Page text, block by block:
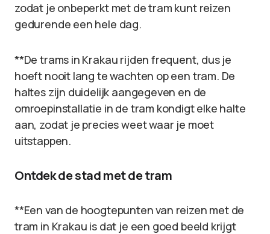
zodat je onbeperkt met de tram kunt reizen
gedurende een hele dag.
**De trams in Krakau rijden frequent, dus je
hoeft nooit lang te wachten op een tram. De
haltes zijn duidelijk aangegeven en de
omroepinstallatie in de tram kondigt elke halte
aan, zodat je precies weet waar je moet
uitstappen.
Ontdek de stad met de tram
**Een van de hoogtepunten van reizen met de
tram in Krakau is dat je een goed beeld krijgt